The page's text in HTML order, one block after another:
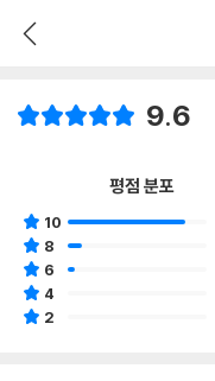
9.6
평점 분포
10
8
6
4
2